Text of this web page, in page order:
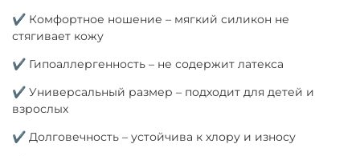
✔ Комфортное ношение – мягкий силикон не
стягивает кожу
✔ Гипоаллергенность – не содержит латекса
✔ Универсальный размер – подходит для детей и
взрослых
✔ Долговечность – устойчива к хлору и износу